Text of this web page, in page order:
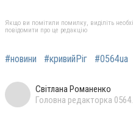
Якщо ви помітили помилку, виділіть
повідомити про це редакцію
#новини #кривийРіг #0564ua
Світлана Романенко
Головна редакторка